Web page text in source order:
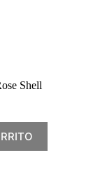
Shell